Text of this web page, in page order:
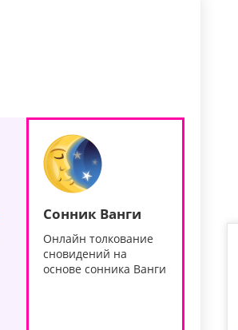
Сонник Ванги
Онлайн толкование
сновидений на
основе сонника Ванги